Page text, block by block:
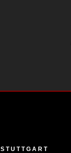
STUTTGART